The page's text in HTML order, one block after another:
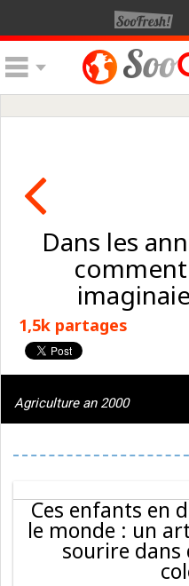
Dans les
comment
1,5k partages
Agriculture an 2000
Ces enfants en
le monde : un
sourire